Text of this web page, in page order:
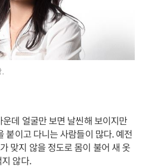
.
데 얼굴만 보면 날씬해 보이지만
붙이고 다니는 사람들이 많다. 예전
맞지 않을 정도로 몸이 불어 새 옷
않다.